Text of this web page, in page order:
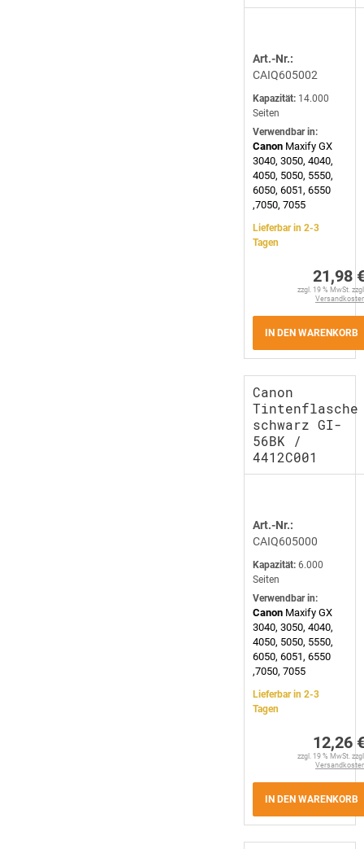
Art.-Nr.:
CAIQ605002
Kapazität: 14.000
Seiten
Verwendbar in:
Canon Maxify GX
3040, 3050, 4040,
4050, 5050, 5550,
6050, 6051, 6550
,7050, 7055
Lieferbar in 2-3
Tagen
21,98
zzgl. 19 % MwSt.
IN DEN WARENKORB
Canon
Tintenflasche
schwarz GI-
56BK /
4412C001
Art.-Nr.:
CAIQ605000
Kapazität: 6.000
Seiten
Verwendbar in:
Canon Maxify GX
3040, 3050, 4040,
4050, 5050, 5550,
6050, 6051, 6550
,7050, 7055
Lieferbar in 2-3
Tagen
12,26
zzgl. 19 % MwSt.
IN DEN WARENKORB